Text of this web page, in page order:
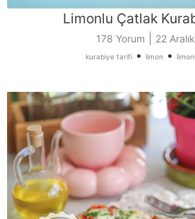
Limonlu Çatlak
178 Yorum 22
kurabiye tarifi • limon •